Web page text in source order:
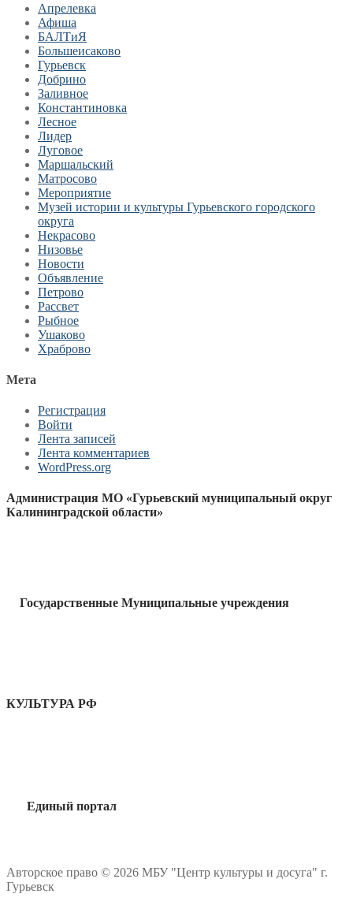
Апрелевка
Афиша
БАЛТиЯ
Большеисаково
Гурьевск
Добрино
Заливное
Константиновка
Лесное
Лидер
Луговое
Маршальский
Матросово
Мероприятие
Музей истории и культуры Гурьевского городского
округа
Некрасово
Низовье
Новости
Объявление
Петрово
Рассвет
Рыбное
Ушаково
Храброво
Мета
Регистрация
Войти
Лента записей
Лента комментариев
WordPress.org
Администрация МО «Гурьевский муниципальный округ
Калининградской области»
Государственные Муниципальные учреждения
КУЛЬТУРА РФ
Единый портал
Авторское право © 2026 МБУ "Центр культуры и досуга" г.
Гурьевск